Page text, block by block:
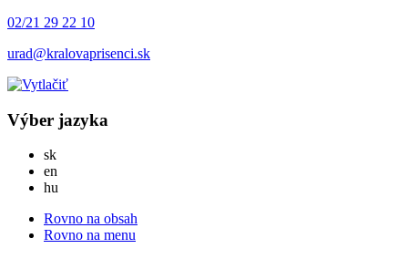
02/21 29 22 10
urad@kralovaprisenci.sk
Výber jazyka
skSlovensky
en
hu
Rovno na obsah
Rovno na menu